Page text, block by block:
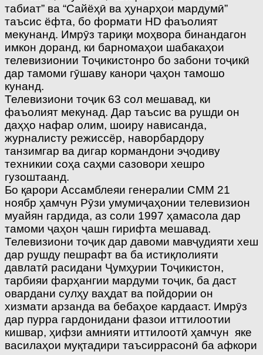
табиат” ва “Сайёҳӣ ва ҳунарҳои мардумӣ”
таъсис ёфта, бо формати HD фаъолият
мекунанд. Имрӯз тариқи моҳвора бинандагон
имкон доранд, ки барномаҳои шабакаҳои
телевизионии Тоҷикистонро бо забони тоҷикӣ
дар тамоми гӯшаву канори ҷаҳон тамошо
кунанд.
Телевизиони тоҷик 63 сол мешавад, ки
фаъолият мекунад. Дар таъсис ва рушди он
даҳҳо нафар олим, шоиру нависанда,
журналисту режиссёр, наворбардору
танзимгар ва дигар кормандони эҷодиву
техникии соҳа саҳми сазовори хешро
гузоштаанд.
Бо қарори Ассамблеяи генералии СММ 21
ноябр ҳамчун Рӯзи умумиҷаҳонии телевизион
муайян гардида, аз соли 1997 ҳамасола дар
тамоми ҷаҳон ҷашн гирифта мешавад.
Телевизиони тоҷик дар давоми мавҷудияти хеш
дар рушду пешрафт ва ба истиқлолияти
давлатӣ расидани Ҷумҳурии Тоҷикистон,
тарбияи фарҳангии мардуми тоҷик, ба даст
овардани сулҳу ваҳдат ва пойдории он
хизмати арзанда ва бебаҳое кардааст. Имрӯз
дар пурра гардонидани фазои иттилоотии
кишвар, ҳифзи амнияти иттилоотӣ ҳамчун яке
василаҳои муқтадири таъсиррасонӣ ба афкори